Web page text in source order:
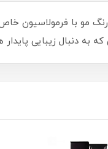
مو با فرمولاسیون
به دنبال زیبایی پایدار